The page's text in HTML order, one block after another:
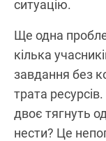
ситуацію.
Ще одна
кілька
завдання без
трата
двоє тягнуть
нести? Це